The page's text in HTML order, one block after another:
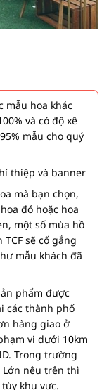
mẫu hoa khác
và có độ xê
mẫu cho quý
thiệp và banner
mà bạn chọn,
đó hoặc hoa
một số mùa hồ
sẽ cố gắng
mẫu khách đã
phẩm được
các thành phố
hàng giao ở
vi dưới 10km
Trong trường
Lớn nêu trên thì
tùy khu vực.